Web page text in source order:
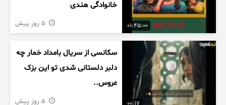
01:45:00
خانوادگی هندی
سکانسی از سریال بامداد خمار چه
دلبر دلستانی شدی تو این بزک
عروس..